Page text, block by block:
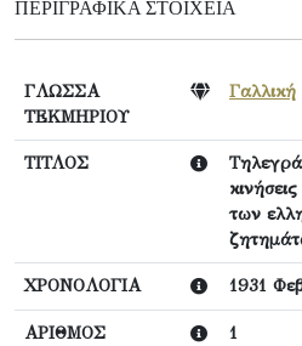
ΠΕΡΙΓΡΑΦΙΚΆ ΣΤΟΙΧΕΊΑ
ΓΛΩΣΣΑ
ΤΕΚΜΗΡΙΟΥ
Γαλλική
ΤΙΤΛΟΣ
των
ΧΡΟΝΟΛΟΓΙΑ 1931
ΑΡΙΘΜΟΣ
1